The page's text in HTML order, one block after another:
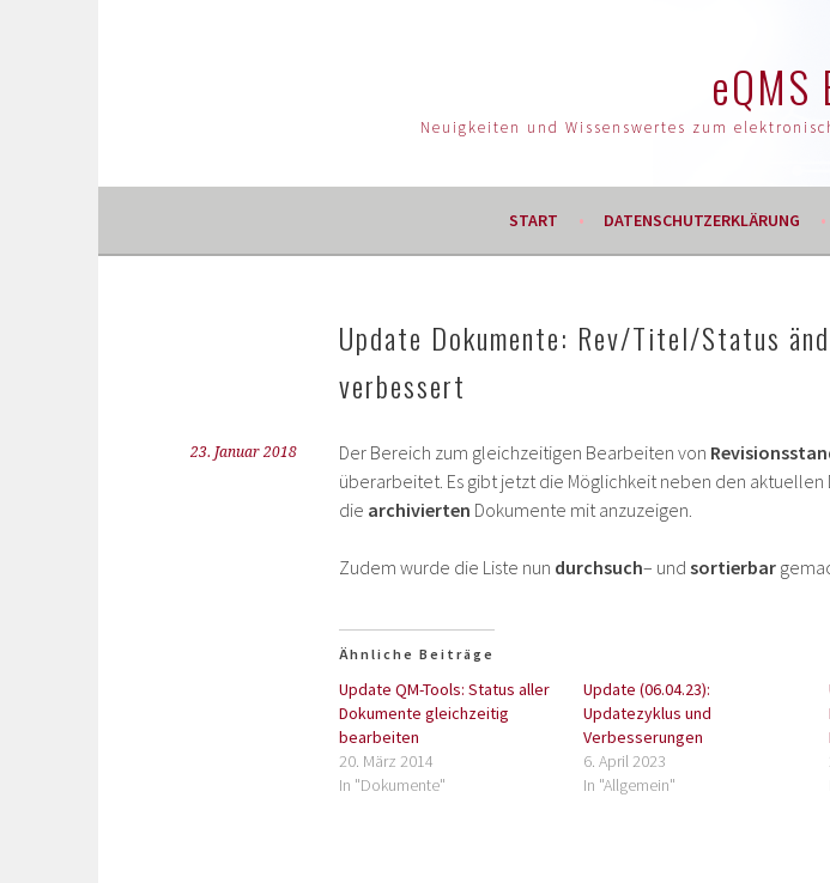
eQMS
Neuigkeiten und Wissenswertes zum
START DATENSCHUTZERKLÄRUNG
Update Dokumente: Rev/Titel/Status
verbessert
23. Januar 2018 Der Bereich zum gleichzeitigen Bearbeiten von
überarbeitet. Es gibt jetzt die Möglichkeit neben den
die archivierten Dokumente mit anzuzeigen.
Zudem wurde die Liste nun durchsuch– und sortierbar
Ähnliche Beiträge
Update QM-Tools: Status aller
Dokumente gleichzeitig
bearbeiten
20. März 2014
In "Dokumente"
Update (06.04.23):
Updatezyklus und
Verbesserungen
6. April 2023
In "Allgemein"